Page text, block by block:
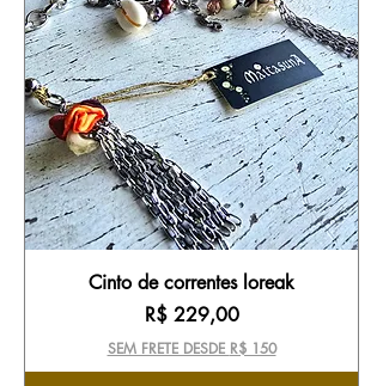
Cinto de correntes loreak
Preço
R$ 229,00
SEM FRETE DESDE R$ 150